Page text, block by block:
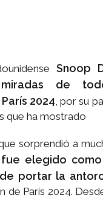
Snoop
de
2024, por su
que ha mostrado
sorprendió a
fue elegido
portar la
de París 2024.